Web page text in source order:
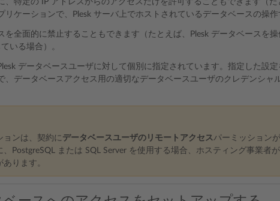
、特定の IP アドレスからのアクセスだけを許可することもできます（
リケーションで、Plesk サーバ上でホストされているデータベースの操作
を全面的に禁止することもできます（たとえば、Plesk データベースを
いる場合）。
データベースユーザに対して個別に指定されています。指定した設
、データベースアクセス用の適切なデータベースユーザのクレデンシャ
ョンは、契約にデータベースユーザのリモートアクセスパーミッション
PostgreSQL または SQL Server を使用する場合、ホスティング事業者
ります。